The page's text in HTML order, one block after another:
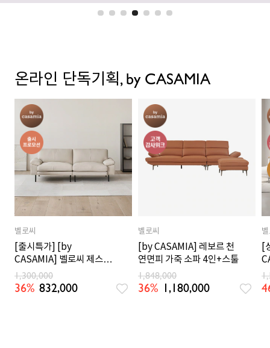
온라인 단독기획, by CASAMIA
벨로씨
[출시특가] [by
CASAMIA] 벨로씨 제스토
천연면피 가죽 소파 3인_크
림오트
1,300,000
36% 832,000
벨로씨
[by CASAMIA] 레보르 천
연면피 가죽 소파 4인+스툴
1,848,000
36% 1,180,000
[